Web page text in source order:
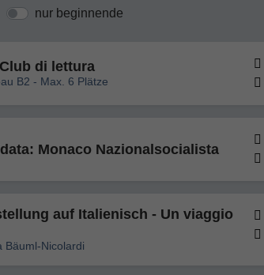
nur beginnende
di lettura
B2 - Max. 6 Plätze
Monaco Nazionalsocialista
auf Italienisch - Un viaggio
Bäuml-Nicolardi